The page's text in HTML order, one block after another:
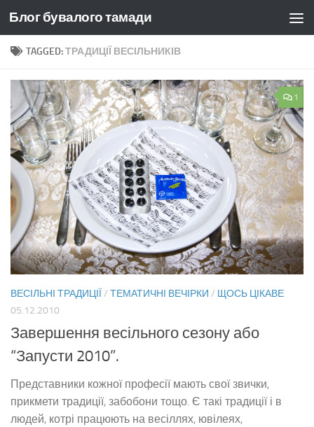
Skip to content
Блог бувалого тамади
TAGGED:ТРАДИЦІЇ ВЕСІЛЬНИКІВ
1
ВЕСІЛЬНІ ТРАДИЦІЇ / ТЕМАТИЧНІ ВЕЧІРКИ / ЩОСЬ ЦІКАВЕ
05.12.2010
Завершення весільного сезону або
“Запусти 2010”.
Представники кожної професії мають свої звички,
прикмети традиції, забобони тощо. Є такі традиції і в
людей, котрі працюють на весіллях, ювілеях,